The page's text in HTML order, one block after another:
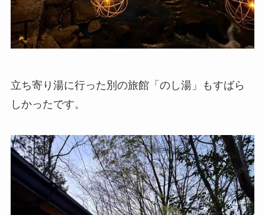
立ち寄り湯に行った別の旅館「のし湯」もすばら
しかったです。